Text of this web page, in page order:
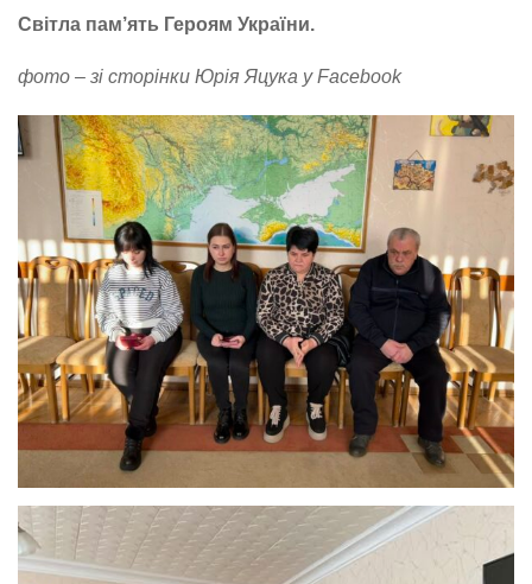
Світла пам’ять Героям України.
фото – зі сторінки Юрія Яцука у Facebook